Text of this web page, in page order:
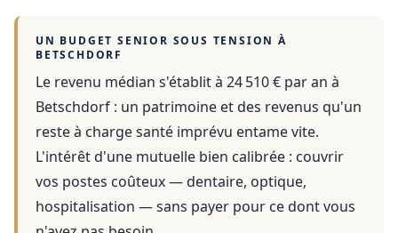
UN BUDGET SENIOR SOUS TENSION À
BETSCHDORF
Le revenu médian s'établit à 24 510 € par an à
Betschdorf : un patrimoine et des revenus qu'un
reste à charge santé imprévu entame vite.
L'intérêt d'une mutuelle bien calibrée : couvrir
vos postes coûteux — dentaire, optique,
hospitalisation — sans payer pour ce dont vous